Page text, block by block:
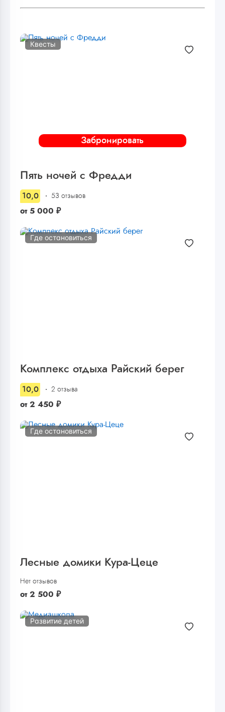
Забронировать
Квесты
Пять ночей с Фредди
10,0 53 отзывов
от 5 000 ₽
Где остановиться
Комплекс отдыха Райский берег
10,0 2 отзыва
от 2 450 ₽
Где остановиться
Лесные домики Кура-Цеце
Нет отзывов
от 2 500 ₽
Развитие детей